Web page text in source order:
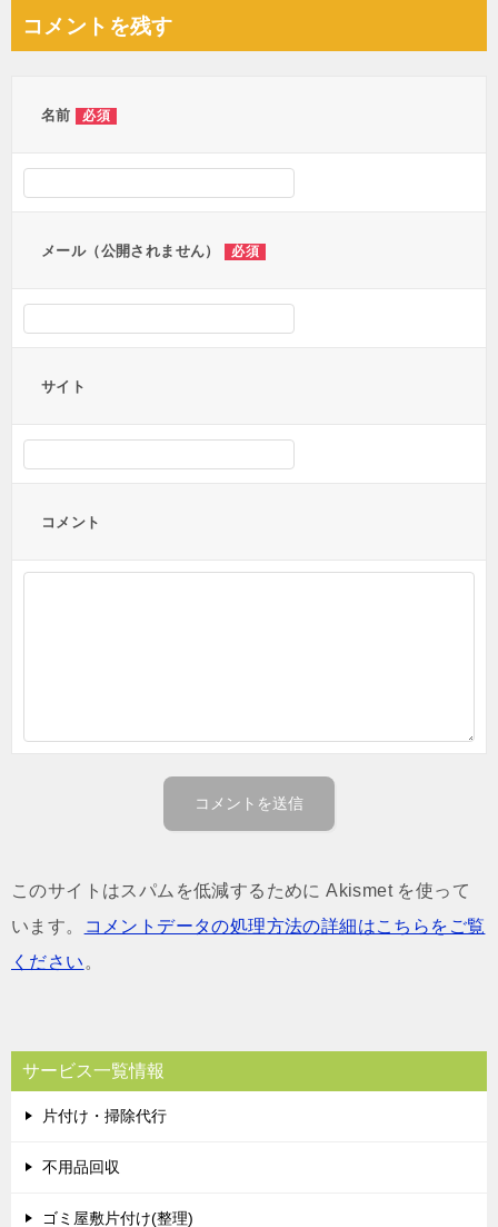
ビ
コメントを残す
名前 必須
メール（公開されません） 必須
サイト
コメント
このサイトはスパムを低減するために Akismet を使って
います。
コメントデータの処理方法の詳細はこちらをご覧
ください 。
サービス一覧情報
片付け・掃除代行
不用品回収
ゴミ屋敷片付け(整理)